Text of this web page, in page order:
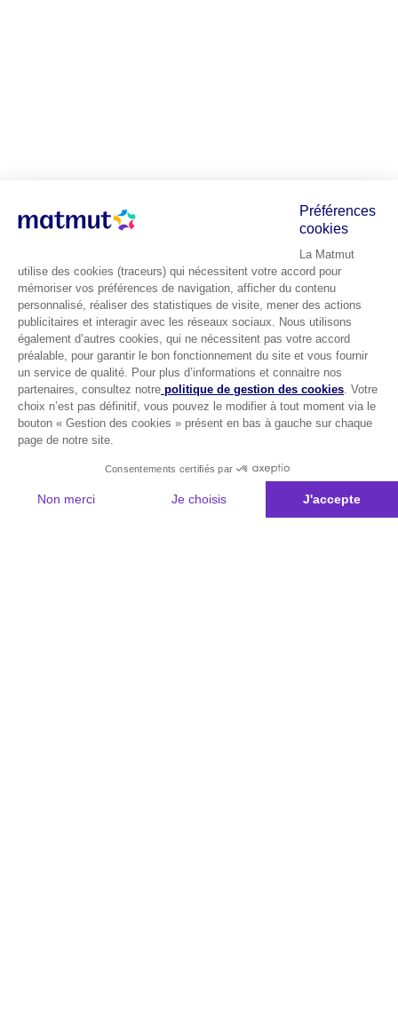
Préférences
cookies
La Matmut
utilise des cookies (traceurs) qui nécessitent votre accord pour
mémoriser vos préférences de navigation, afficher du contenu
personnalisé, réaliser des statistiques de visite, mener des actions
publicitaires et interagir avec les réseaux sociaux. Nous utilisons
également d’autres cookies, qui ne nécessitent pas votre accord
préalable, pour garantir le bon fonctionnement du site et vous fournir
un service de qualité. Pour plus d’informations et connaitre nos
partenaires, consultez notre politique de gestion des cookies. Votre
choix n’est pas définitif, vous pouvez le modifier à tout moment via le
bouton « Gestion des cookies » présent en bas à gauche sur chaque
page de notre site.
Consentements certifiés par
Non merci Je choisis
J'accepte